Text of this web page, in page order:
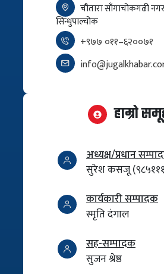
चौतारा साँगाचोकगढी
सिन्धुपाल्चोक
+९७७ ०११–६२००७१
हाम्रो
अध्यक्ष/प्रधान
सुरेश कसजू
कार्यकारी सम्पादक
स्मृति दंगाल
सह-सम्पादक
सुजन श्रेष्ठ